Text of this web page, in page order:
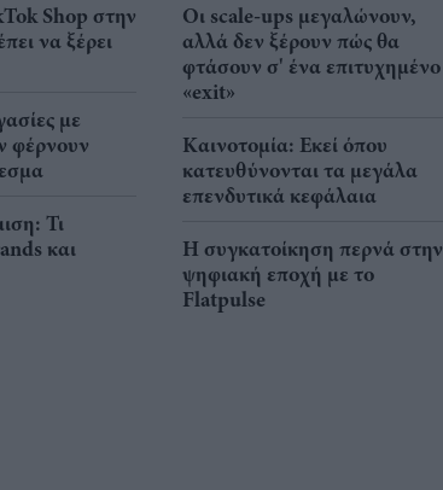
Shop στην
να ξέρει
με
φέρνουν
Τι
και
Οι scale-ups μεγαλώνουν,
αλλά δεν ξέρουν πώς θα
φτάσουν σ' ένα επιτυχημένο
«exit»
Καινοτομία: Εκεί όπου
κατευθύνονται τα μεγάλα
επενδυτικά κεφάλαια
Η συγκατοίκηση περνά στην
ψηφιακή εποχή με το
Flatpulse